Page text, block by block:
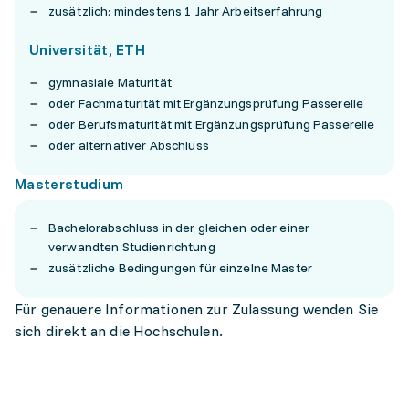
zusätzlich: mindestens 1 Jahr Arbeitserfahrung
Universität, ETH
gymnasiale Maturität
oder Fachmaturität mit Ergänzungsprüfung Passerelle
oder Berufsmaturität mit Ergänzungsprüfung Passerelle
oder alternativer Abschluss
Masterstudium
Bachelorabschluss in der gleichen oder einer
verwandten Studienrichtung
zusätzliche Bedingungen für einzelne Master
Für genauere Informationen zur Zulassung wenden Sie
sich direkt an die Hochschulen.